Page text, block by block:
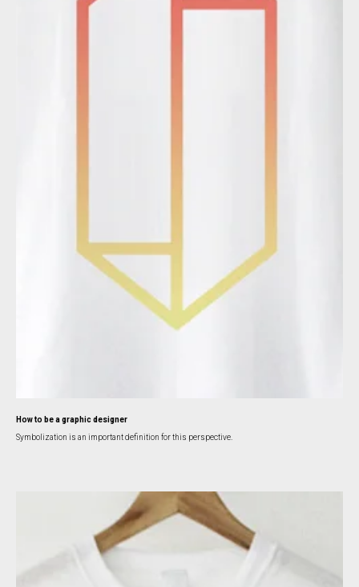
How to be a graphic designer
Symbolization is an important definition for this perspective.